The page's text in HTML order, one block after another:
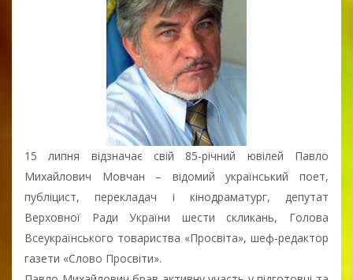
15 липня відзначає свій 85-річний ювілей Павло
Михайлович Мовчан – відомий український поет,
публіцист, перекладач і кінодраматург, депутат
Верховної Ради України шести скликань, Голова
Всеукраїнського товариства «Просвіта», шеф-редактор
газети «Слово Просвіти».